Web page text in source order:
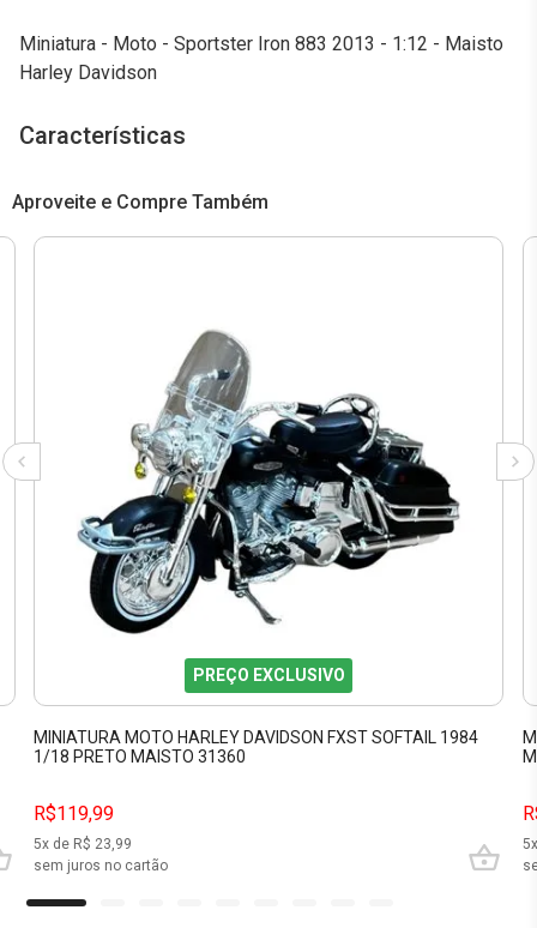
Miniatura - Moto - Sportster Iron 883 2013 - 1:12 - Maisto
Harley Davidson
Características
Aproveite e Compre Também
PREÇO EXCLUSIVO
MINIATURA MOTO HARLEY DAVIDSON FXST SOFTAIL 1984
1/18 PRETO MAISTO 31360
R$119,99
5x de R$ 23,99
sem juros no cartão
5